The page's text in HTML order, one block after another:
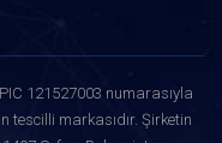
121527003 numarasıyla
tescilli markasıdır. Şirketin